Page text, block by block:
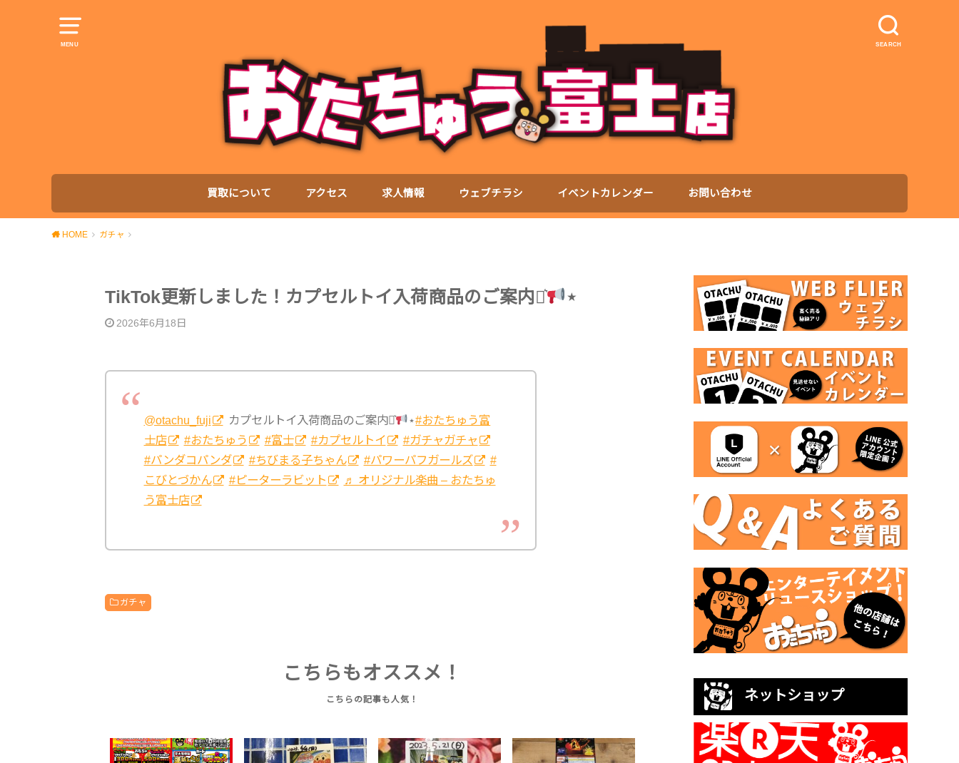
MENU SEARCH
買取について アクセス 求人情報 ウェブチラシ イベントカレンダー お問い合わせ
HOME ガチャ
TikTok更新しました！カプセルトイ入荷商品のご案内⋆͛ ⋆
2026年6月18日
@otachu_fuji カプセルトイ入荷商品のご案内⋆͛ ⋆#おたちゅう富
士店
#おたちゅう #富士 #カプセルトイ
#ガチャガチャ
#パンダコパンダ
#ちびまる子ちゃん #パワーパフガールズ
#
こびとづかん
#ピーターラビット
♬ オリジナル楽曲 – おたちゅ
う富士店
ガチャ
こちらもオススメ！
ネットショップ